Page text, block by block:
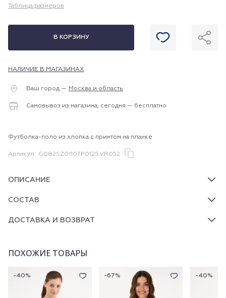
Таблица размеров
В КОРЗИНУ
НАЛИЧИЕ В МАГАЗИНАХ
Ваш город — Москва и область
Самовывоз из магазина, сегодня — бесплатно
Футболка-поло из хлопка с принтом на планке
Артикул G082SZ0110TP0125.VR052
ОПИСАНИЕ
СОСТАВ
ДОСТАВКА И ВОЗВРАТ
ПОХОЖИЕ ТОВАРЫ
-40% -67% -40%